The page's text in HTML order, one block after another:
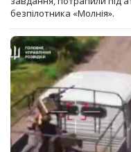
безпілотника «Молнія».